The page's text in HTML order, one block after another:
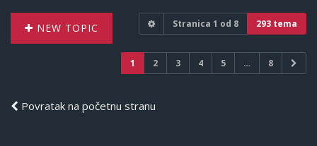
NEW TOPIC Stranica 1 od 8 293 tema
1 2 3 4 5 … 8
Povratak na početnu stranu